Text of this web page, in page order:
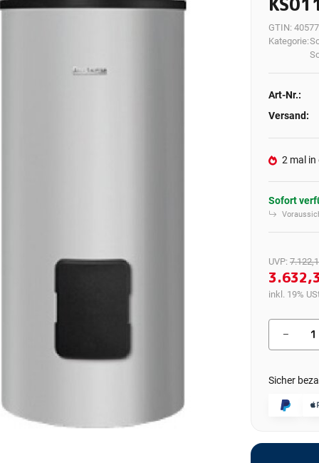
GTIN:
Kategorie:
Art-Nr.:
Versand:
2 mal in
Sofort
UVP:
inkl. 19%
Sicher